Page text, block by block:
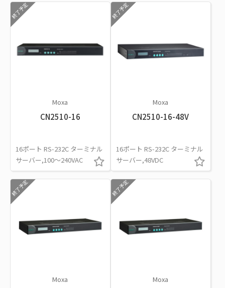
終了予定
Moxa
CN2510-16
16ポート RS-232C ターミナル
サーバー,100～240VAC
終了予定
Moxa
CN2510-16-48V
16ポート RS-232C ターミナル
サーバー,48VDC
終了予定
Moxa
終了予定
Moxa